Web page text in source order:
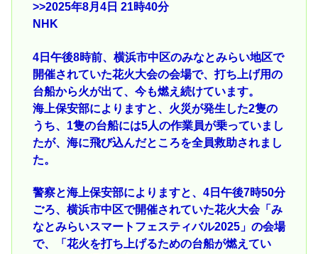
>>2025年8月4日 21時40分
NHK
4日午後8時前、横浜市中区のみなとみらい地区で
開催されていた花火大会の会場で、打ち上げ用の
台船から火が出て、今も燃え続けています。
海上保安部によりますと、火災が発生した2隻の
うち、1隻の台船には5人の作業員が乗っていまし
たが、海に飛び込んだところを全員救助されまし
た。
警察と海上保安部によりますと、4日午後7時50分
ごろ、横浜市中区で開催されていた花火大会「み
なとみらいスマートフェスティバル2025」の会場
で、「花火を打ち上げるための台船が燃えてい